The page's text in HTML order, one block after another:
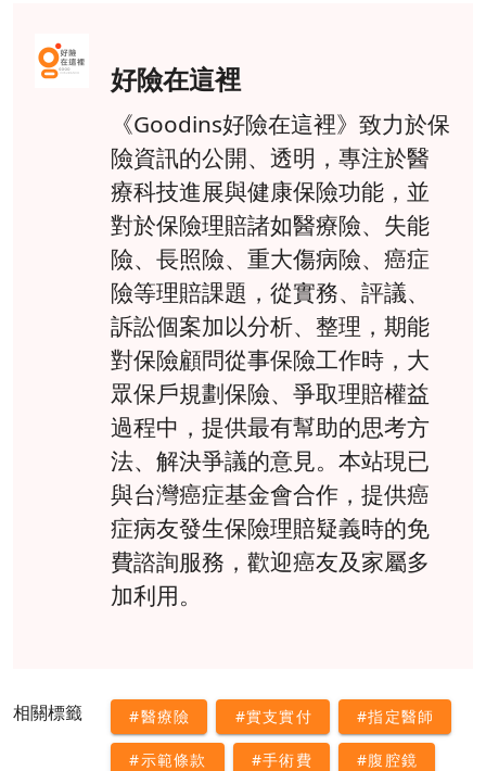
好險在這裡
《Goodins好險在這裡》致力於保
險資訊的公開、透明，專注於醫
療科技進展與健康保險功能，並
對於保險理賠諸如醫療險、失能
險、長照險、重大傷病險、癌症
險等理賠課題，從實務、評議、
訴訟個案加以分析、整理，期能
對保險顧問從事保險工作時，大
眾保戶規劃保險、爭取理賠權益
過程中，提供最有幫助的思考方
法、解決爭議的意見。本站現已
與台灣癌症基金會合作，提供癌
症病友發生保險理賠疑義時的免
費諮詢服務，歡迎癌友及家屬多
加利用。
相關標籤 #醫療險 #實支實付 #指定醫師
#示範條款 #手術費 #腹腔鏡